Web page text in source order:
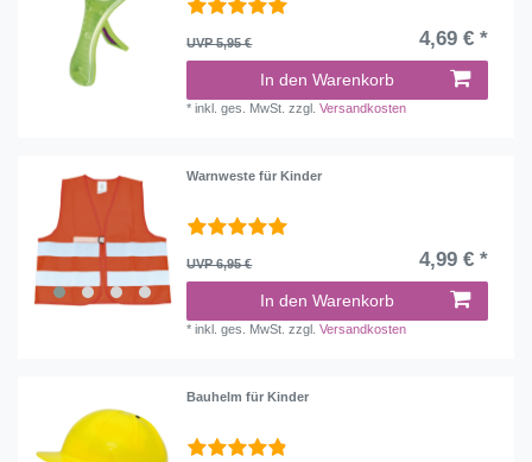
UVP 5,95 € 4,69 € *
In den Warenkorb
*inkl. ges. MwSt. zzgl.Versandkosten
Warnweste für Kinder
UVP 6,95 € 4,99 € *
In den Warenkorb
*inkl. ges. MwSt. zzgl.Versandkosten
Bauhelm für Kinder